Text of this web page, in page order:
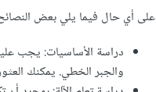
على أي حال فيما يلي بعض
دراسة الأساسيات: يجب
والجبر الخطي. يمكنك